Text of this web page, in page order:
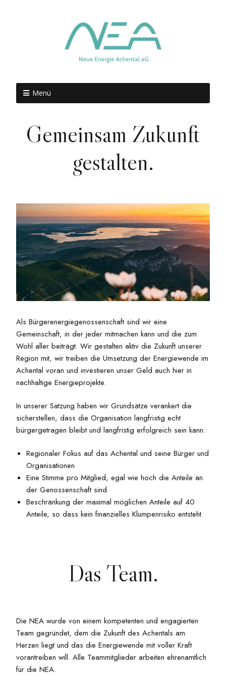
Menü
Gemeinsam Zukunft
gestalten.
Als Bürgerenergiegenossenschaft sind wir eine
Gemeinschaft, in der jeder mitmachen kann und die zum
Wohl aller beiträgt. Wir gestalten aktiv die Zukunft unserer
Region mit, wir treiben die Umsetzung der Energiewende im
Achental voran und investieren unser Geld auch hier in
nachhaltige Energieprojekte.
In unserer Satzung haben wir Grundsätze verankert die
sicherstellen, dass die Organisation langfristig echt
bürgergetragen bleibt und langfristig erfolgreich sein kann:
Regionaler Fokus auf das Achental und seine Bürger und
Organisationen
Eine Stimme pro Mitglied, egal wie hoch die Anteile an
der Genossenschaft sind
Beschränkung der maximal möglichen Anteile auf 40
Anteile, so dass kein finanzielles Klumpenrisiko entsteht
Das Team.
Die NEA wurde von einem kompetenten und engagierten
Team gegründet, dem die Zukunft des Achentals am
Herzen liegt und das die Energiewende mit voller Kraft
vorantreiben will. Alle Teammitglieder arbeiten ehrenamtlich
für die NEA.